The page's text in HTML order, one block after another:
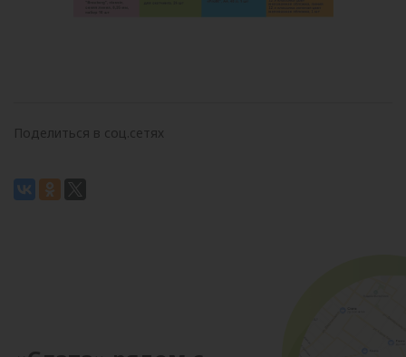
Поделиться в соц.сетях